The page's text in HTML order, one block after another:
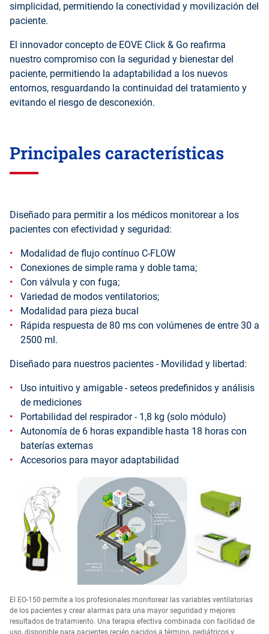
simplicidad, permitiendo la conectividad y movilización del
paciente.
El innovador concepto de EOVE Click & Go reafirma
nuestro compromiso con la seguridad y bienestar del
paciente, permitiendo la adaptabilidad a los nuevos
entornos, resguardando la continuidad del tratamiento y
evitando el riesgo de desconexión.
Principales características
Diseñado para permitir a los médicos monitorear a los
pacientes con efectividad y seguridad:
Modalidad de flujo contínuo C-FLOW
Conexiones de simple rama y doble tama;
Con válvula y con fuga;
Variedad de modos ventilatorios;
Modalidad para pieza bucal
Rápida respuesta de 80 ms con volúmenes de entre 30 a
2500 ml.
Diseñado para nuestros pacientes - Movilidad y libertad:
Uso intuitivo y amigable - seteos predefinidos y análisis
de mediciones
Portabilidad del respirador - 1,8 kg (solo módulo)
Autonomía de 6 horas expandible hasta 18 horas con
baterías externas
Accesorios para mayor adaptabilidad
El EO-150 permite a los profesionales monitorear las variables ventilatorias
de los pacientes y crear alarmas para una mayor seguridad y mejores
resultados de tratamiento. Una terapia efectiva combinada con facilidad de